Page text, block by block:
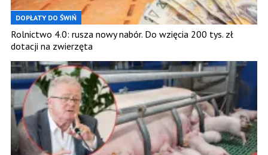
DOPŁATY DO ŚWIŃ
Rolnictwo 4.0: rusza nowy nabór. Do wzięcia 200 tys. zł
dotacji na zwierzęta